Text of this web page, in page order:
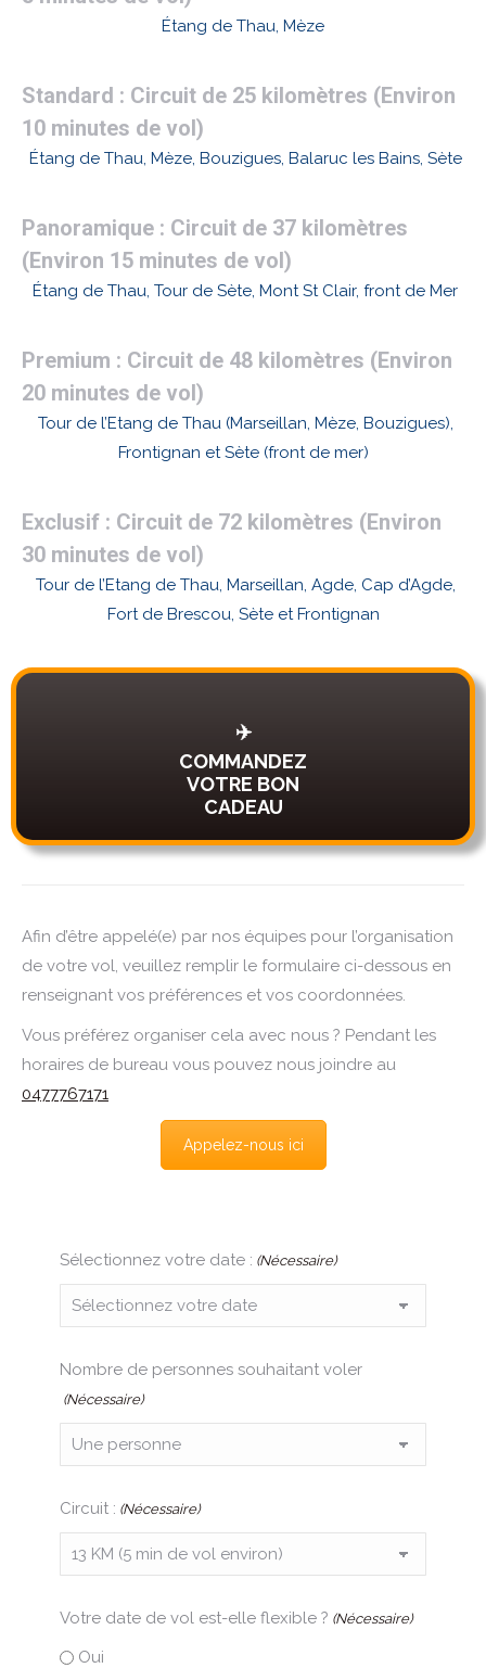
Étang de Thau, Mèze
Standard : Circuit de 25 kilomètres (Environ
10 minutes de vol)
Étang de Thau, Mèze, Bouzigues, Balaruc les Bains, Sète
Panoramique : Circuit de 37 kilomètres
(Environ 15 minutes de vol)
Étang de Thau, Tour de Sète, Mont St Clair, front de Mer
Premium : Circuit de 48 kilomètres (Environ
20 minutes de vol)
Tour de l’Etang de Thau (Marseillan, Mèze, Bouzigues),
Frontignan et Sète (front de mer)
Exclusif : Circuit de 72 kilomètres (Environ
30 minutes de vol)
Tour de l’Etang de Thau, Marseillan, Agde, Cap d’Agde,
Fort de Brescou, Sète et Frontignan
✈️
COMMANDEZ
VOTRE BON
CADEAU
Afin d’être appelé(e) par nos équipes pour l’organisation
de votre vol, veuillez remplir le formulaire ci-dessous en
renseignant vos préférences et vos coordonnées.
Vous préférez organiser cela avec nous ? Pendant les
horaires de bureau vous pouvez nous joindre au
0477767171
Appelez-nous ici
Sélectionnez votre date : (Nécessaire)
Nombre de personnes souhaitant voler
(Nécessaire)
Circuit : (Nécessaire)
Votre date de vol est-elle flexible ? (Nécessaire)
Oui